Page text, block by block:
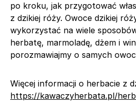
po kroku, jak przygotować
z dzikiej róży. Owoce dzikiej
wykorzystać na wiele
herbatę, marmoladę, dżem i
porozmawiajmy o samych
Więcej informacji o herbacie z
https://kawaczyherbata.pl/